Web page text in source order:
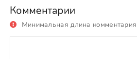
Комментарии
Минимальная длина